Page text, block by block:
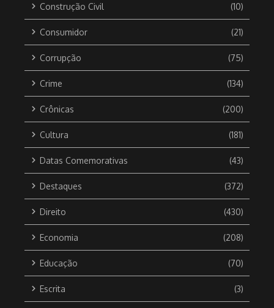
Construção Civil (10)
Consumidor (21)
Corrupção (75)
Crime (134)
Crônicas (200)
Cultura (181)
Datas Comemorativas (43)
Destaques (372)
Direito (430)
Economia (208)
Educação (70)
Escrita (3)